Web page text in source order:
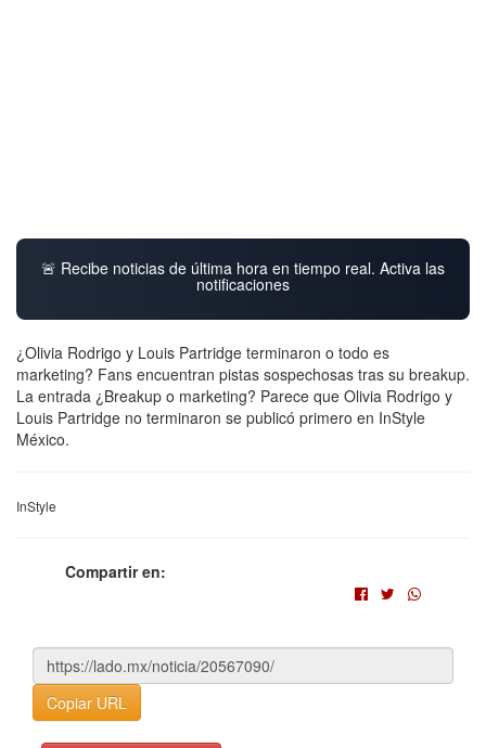
🚨 Recibe noticias de última hora en tiempo real. Activa las
notificaciones
¿Olivia Rodrigo y Louis Partridge terminaron o todo es
marketing? Fans encuentran pistas sospechosas tras su breakup.
La entrada ¿Breakup o marketing? Parece que Olivia Rodrigo y
Louis Partridge no terminaron se publicó primero en InStyle
México.
InStyle
Compartir en:
Copiar URL